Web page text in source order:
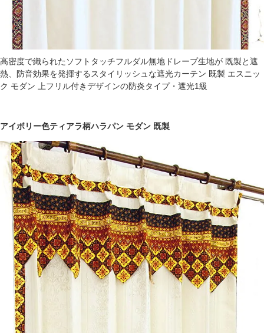
高密度で織られたソフトタッチフルダル無地ドレープ生地が 既製と遮
熱、防音効果を発揮するスタイリッシュな遮光カーテン 既製 エスニッ
ク モダン 上フリル付きデザインの防炎タイプ・遮光1級
アイボリー色ティアラ柄ハラパン モダン 既製